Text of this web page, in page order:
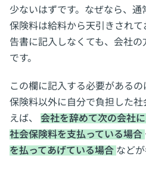
少ないはずです。なぜなら、
保険料は給料から天引きされ
告書に記入しなくても、会社
です。
この欄に記入する必要がある
保険料以外に自分で負担した
えば、 会社を辞めて次の会社
社会保険料を支払っている場合
を払ってあげている場合 などが